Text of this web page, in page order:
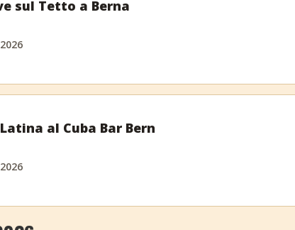
sul Tetto a Berna
al Cuba Bar Bern